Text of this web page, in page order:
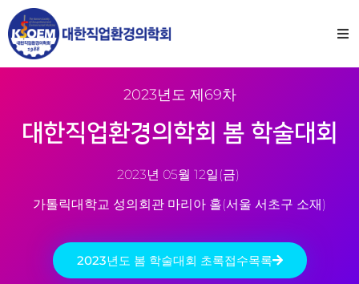
2023년도 제69차
대한직업환경의학회 봄 학술대회
2023년 05월 12일(금)
가톨릭대학교 성의회관 마리아 홀(서울 서초구 소재)
2023년도 봄 학술대회 초록접수목록